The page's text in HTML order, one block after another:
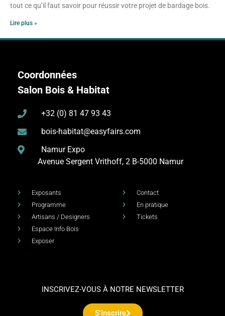
tout ce qu’il faut savoir pour réussir votre projet de bardage bois.
Lire plus »
Coordonnées
Salon Bois & Habitat
+32 (0) 81 47 93 43
bois-habitat@easyfairs.com
Namur Expo
Avenue Sergent Vrithoff, 2 B-5000 Namur
Exposants
Programme
Artisans / Designers
Espace Info Bois
Exposer
Contact
En pratique
Tickets
INSCRIVEZ-VOUS À NOTRE NEWSLETTER
S'inscrire